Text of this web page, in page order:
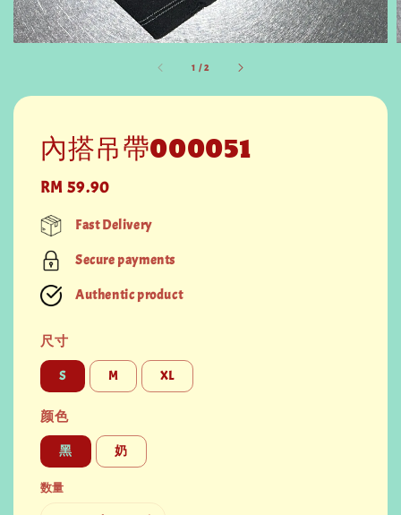
1 /2
內搭吊帶000051
Regular
price
RM 59.90
Fast Delivery
Secure payments
Authentic product
尺寸
S M XL
颜色
黑 奶
数量